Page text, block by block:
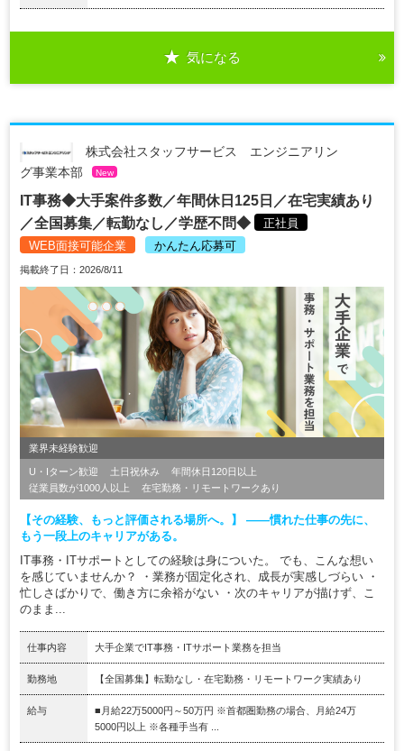
気になる
株式会社スタッフサービス エンジニアリン
グ事業本部
New
IT事務◆大手案件多数／年間休日125日／在宅実績あり
／全国募集／転勤なし／学歴不問◆
正社員
WEB面接可能企業
かんたん応募可
掲載終了日：2026/8/11
業界未経験歓迎
U・Iターン歓迎 土日祝休み
年間休日120日以上
従業員数が1000人以上
在宅勤務・リモートワークあり
【その経験、もっと評価される場所へ。】 ――慣れた仕事の先に、
もう一段上のキャリアがある。
IT事務・ITサポートとしての経験は身についた。 でも、こんな想い
を感じていませんか？ ・業務が固定化され、成長が実感しづらい ・
忙しさばかりで、働き方に余裕がない ・次のキャリアが描けず、こ
のまま...
仕事内容 大手企業でIT事務・ITサポート業務を担当
勤務地 【全国募集】転勤なし・在宅勤務・リモートワーク実績あり
給与
■月給22万5000円～50万円 ※首都圏勤務の場合、月給24万
5000円以上 ※各種手当有 ...